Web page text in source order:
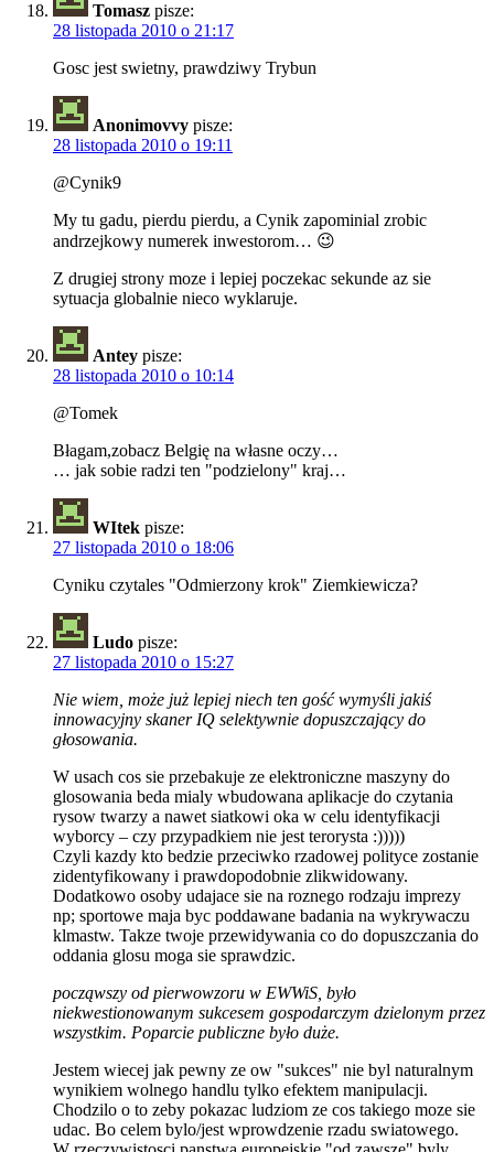
Tomasz pisze:
28 listopada 2010 o 21:17
Gosc jest swietny, prawdziwy Trybun
Anonimovvy pisze:
28 listopada 2010 o 19:11
@Cynik9
My tu gadu, pierdu pierdu, a Cynik zapominial zrobic
andrzejkowy numerek inwestorom… 😉
Z drugiej strony moze i lepiej poczekac sekunde az sie
sytuacja globalnie nieco wyklaruje.
Antey pisze:
28 listopada 2010 o 10:14
@Tomek
Błagam,zobacz Belgię na własne oczy…
… jak sobie radzi ten "podzielony" kraj…
WItek pisze:
27 listopada 2010 o 18:06
Cyniku czytales "Odmierzony krok" Ziemkiewicza?
Ludo pisze:
27 listopada 2010 o 15:27
Nie wiem, może już lepiej niech ten gość wymyśli jakiś
innowacyjny skaner IQ selektywnie dopuszczający do
głosowania.
W usach cos sie przebakuje ze elektroniczne maszyny do
glosowania beda mialy wbudowana aplikacje do czytania
rysow twarzy a nawet siatkowi oka w celu identyfikacji
wyborcy – czy przypadkiem nie jest terorysta :)))))
Czyli kazdy kto bedzie przeciwko rzadowej polityce zostanie
zidentyfikowany i prawdopodobnie zlikwidowany.
Dodatkowo osoby udajace sie na roznego rodzaju imprezy
np; sportowe maja byc poddawane badania na wykrywaczu
klmastw. Takze twoje przewidywania co do dopuszczania do
oddania glosu moga sie sprawdzic.
począwszy od pierwowzoru w EWWiS, było
niekwestionowanym sukcesem gospodarczym dzielonym przez
wszystkim. Poparcie publiczne było duże.
Jestem wiecej jak pewny ze ow "sukces" nie byl naturalnym
wynikiem wolnego handlu tylko efektem manipulacji.
Chodzilo o to zeby pokazac ludziom ze cos takiego moze sie
udac. Bo celem bylo/jest wprowdzenie rzadu swiatowego.